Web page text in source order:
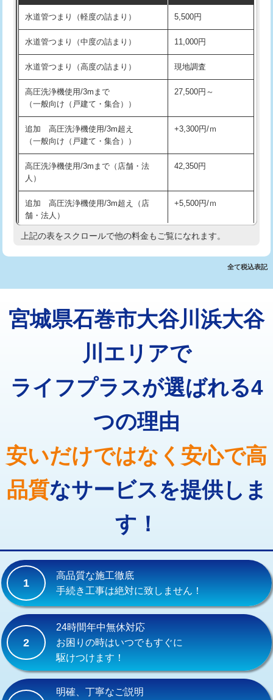
洗面台設置 38,500円
化粧台設置 22,000円
追加人工 16,500円
廃棄・処分 現場見積
※給水管工事は20mmまでの価格です。
交換・取付(排水栓・排水トラップ
22,000円+材料費
持込商品取付（混合水栓）
持込商品取付（浄水器・分岐水栓） 16,500円
業）
排水管工事（追加 排水管工事/3ｍ超
え）
マス交換（土の掘削・埋め戻し作業） 11,000円~
マス交換（深さ50㎝以上） 66,000円
コンクリート斫り（厚さ10㎝超え） 38,500円
モルタル補修（厚さ10㎝まで） 27,500円
16,500円
廃棄・処分 現場見積
水道管つまり（軽度の詰まり） 5,500円
水道管つまり（中度の詰まり） 11,000円
水道管つまり（高度の詰まり） 現地調査
高圧洗浄機使用/3mまで
（一般向け（戸建て・集合））
27,500円～
追加 高圧洗浄機使用/3m超え
（一般向け（戸建て・集合））
+3,300円/ｍ
高圧洗浄機使用/3mまで（店舗・法
人）
42,350円
追加 高圧洗浄機使用/3m超え（店
舗・法人）
+5,500円/ｍ
高度高圧洗浄換 現地調査
トーラー機使用/3mまで 33,000円
追加トーラー機使用/3m超え +3,300円
8,800円
止水・漏水調査・防水処理・清掃・修
11,000円
止水・漏水調査・防水処理・清掃・修
22,000円
止水・漏水調査・防水処理・清掃・修
理・調整・分解・加工など（重作業）
33,000円
その他部品の脱着 8,800円～
交換・取付(単水栓（壁付・デッキ
式）)
13,200円+材料費
交換・取付(混合水栓（壁付・デッキ
式・ワンホール）)
16,500円+材料費
交換・取付(排水栓・排水トラップ
（P/S/ポップアップ））
交換・取付（その他部品）
持込商品取付（単水栓）
上記の表をスクロールで他の料金もご覧になれます。
全て税込表記
宮城県石巻市大谷川浜大谷
川エリアで
ライフプラスが選ばれる4
つの理由
安いだけではなく安心で高
品質なサービスを提供しま
す！
1
高品質な施工徹底
手続き工事は絶対に致しません！
2
24時間年中無休対応
お困りの時はいつでもすぐに
駆けつけます！
明確、丁寧なご説明